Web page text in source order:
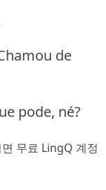
de
pode, né?
무료 LingQ 계정